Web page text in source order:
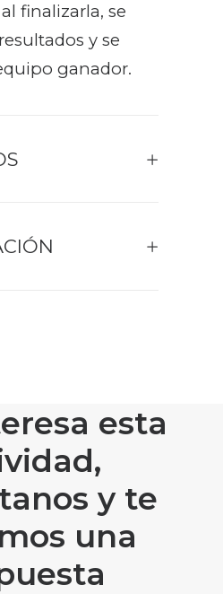
finalizarla, se
y se
ganador.
esta
y te
una